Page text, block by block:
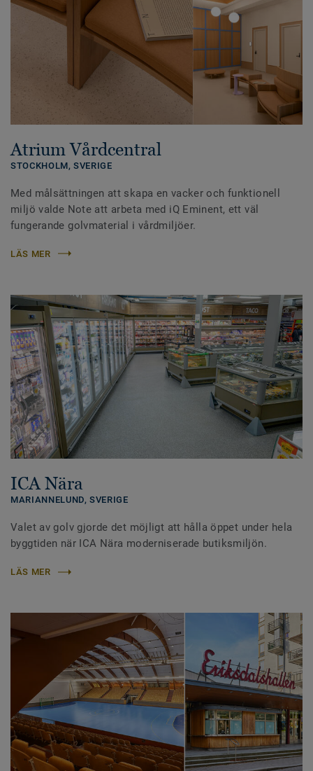
Atrium Vårdcentral
STOCKHOLM,SVERIGE
Med målsättningen att skapa en vacker och funktionell
miljö valde Note att arbeta med iQ Eminent, ett väl
fungerande golvmaterial i vårdmiljöer.
LÄS MER
ICA Nära
MARIANNELUND,SVERIGE
Valet av golv gjorde det möjligt att hålla öppet under hela
byggtiden när ICA Nära moderniserade butiksmiljön.
LÄS MER